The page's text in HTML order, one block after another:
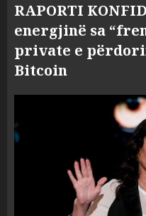
RAPORTI
energjinë sa
private e
Bitcoin